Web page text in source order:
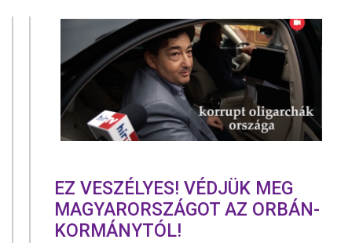
A
KIVÉGZETT
EZ VESZÉLYES! VÉDJÜK MEG
MAGYARORSZÁGOT AZ ORBÁN-
KORMÁNYTÓL!